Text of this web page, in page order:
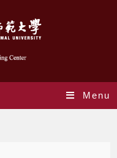
Menu